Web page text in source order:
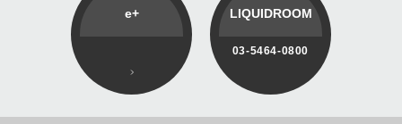
e+ LIQUIDROOM
03-5464-0800